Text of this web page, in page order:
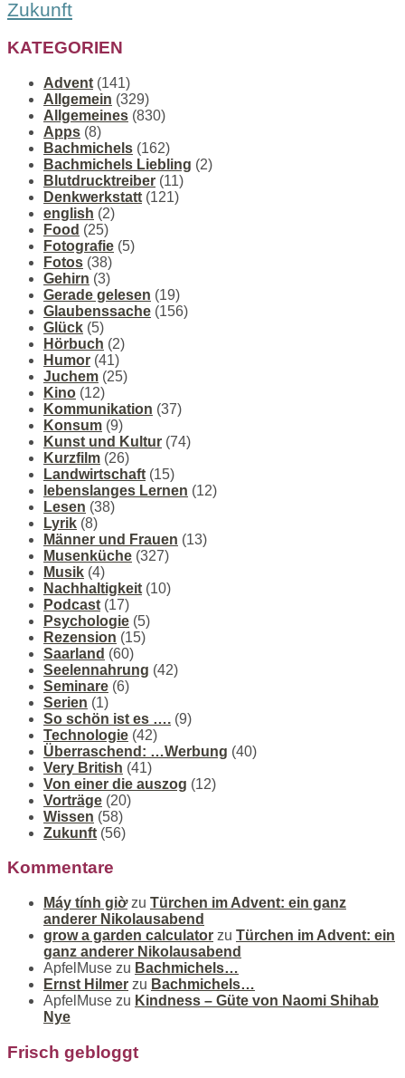
Zukunft
KATEGORIEN
Advent (141)
Allgemein (329)
Allgemeines (830)
Apps (8)
Bachmichels (162)
Bachmichels Liebling (2)
Blutdrucktreiber (11)
Denkwerkstatt (121)
english (2)
Food (25)
Fotografie (5)
Fotos (38)
Gehirn (3)
Gerade gelesen (19)
Glaubenssache (156)
Glück (5)
Hörbuch (2)
Humor (41)
Juchem (25)
Kino (12)
Kommunikation (37)
Konsum (9)
Kunst und Kultur (74)
Kurzfilm (26)
Landwirtschaft (15)
lebenslanges Lernen (12)
Lesen (38)
Lyrik (8)
Männer und Frauen (13)
Musenküche (327)
Musik (4)
Nachhaltigkeit (10)
Podcast (17)
Psychologie (5)
Rezension (15)
Saarland (60)
Seelennahrung (42)
Seminare (6)
Serien (1)
So schön ist es …. (9)
Technologie (42)
Überraschend: …Werbung (40)
Very British (41)
Von einer die auszog (12)
Vorträge (20)
Wissen (58)
Zukunft (56)
Kommentare
Máy tính giờzu Türchen im Advent: ein ganz
anderer Nikolausabend
grow a garden calculator zu Türchen im Advent: ein
ganz anderer Nikolausabend
ApfelMuse zu Bachmichels…
Ernst Hilmer zu Bachmichels…
ApfelMuse zu Kindness – Güte von Naomi Shihab
Nye
Frisch gebloggt